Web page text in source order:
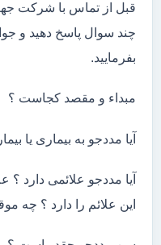
قبل از تماس با شرکت
چند سوال پاسخ دهید و
بفرمایید.
مبداء و مقصد کجاست ؟
آیا مددجو به بیماری یا
آیا مددجو علائمی دارد
این علائم را دارد ؟ چه